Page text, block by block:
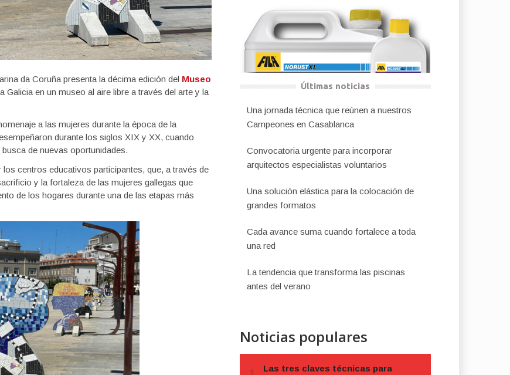
da Coruña presenta la décima edición del Museo
en un museo al aire libre a través del arte y la
a las mujeres durante la época de la
durante los siglos XIX y XX, cuando
de nuevas oportunidades.
centros educativos participantes, que, a través de
y la fortaleza de las mujeres gallegas que
de los hogares durante una de las etapas más
Últimas noticias
Una jornada técnica que reúnen a nuestros
Campeones en Casablanca
Convocatoria urgente para incorporar
arquitectos especialistas voluntarios
Una solución elástica para la colocación de
grandes formatos
Cada avance suma cuando fortalece a toda
una red
La tendencia que transforma las piscinas
antes del verano
Noticias populares